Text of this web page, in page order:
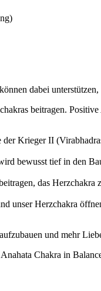
dabei
beitragen.
Krieger II
bewusst tief in den
das
unser Herzchakra
und mehr
Chakra in